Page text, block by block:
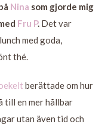
Nina som gjorde mig
Fru P. Det var
med goda,
thé.
berättade om hur
till en mer hållbar
utan även tid och